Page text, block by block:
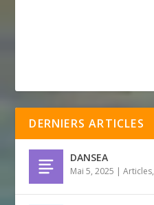
DERNIERS ARTICLES
DANSEA
Mai 5, 2025 |Articles,